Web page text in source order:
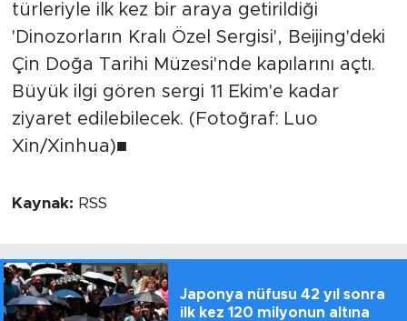
türleriyle ilk kez bir araya getirildiği
'Dinozorların Kralı Özel Sergisi', Beijing'deki
Çin Doğa Tarihi Müzesi'nde kapılarını açtı.
Büyük ilgi gören sergi 11 Ekim'e kadar
ziyaret edilebilecek. (Fotoğraf: Luo
Xin/Xinhua)■
Kaynak: RSS
Japonya nüfusu 42 yıl sonra
ilk kez 120 milyonun altına